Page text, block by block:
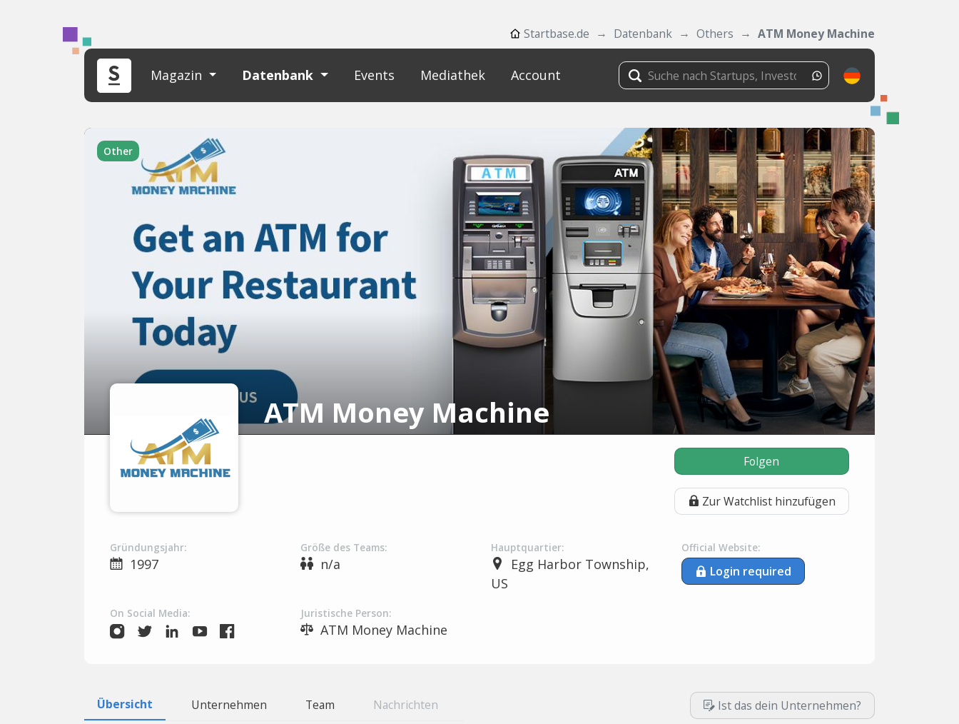
Startbase.de Datenbank Others ATM Money Machine
Magazin Datenbank Events Mediathek Account
Other
ATM Money Machine
Folgen
Zur Watchlist hinzufügen
Gründungsjahr:
1997
Größe des Teams:
n/a
Hauptquartier:
Egg Harbor Township,
US
Official Website:
Login required
On Social Media: Juristische Person:
ATM Money Machine
Übersicht Unternehmen Team Nachrichten Ist das dein Unternehmen?